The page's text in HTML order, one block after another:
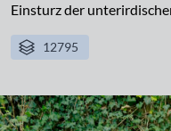
Einsturz der
12795